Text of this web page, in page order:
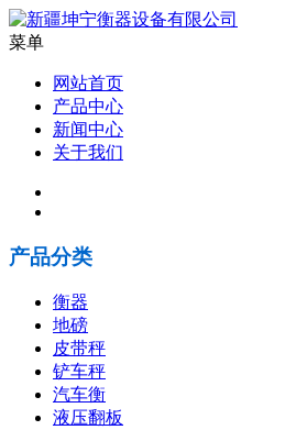
菜单
网站首页
产品中心
新闻中心
关于我们
产品分类
衡器
地磅
皮带秤
铲车秤
汽车衡
液压翻板